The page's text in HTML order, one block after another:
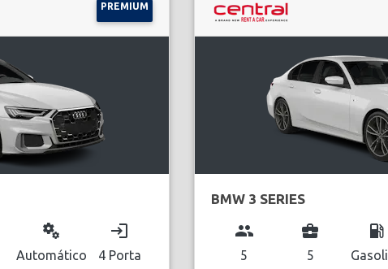
PREMIUM
miscellaneous_services
Automático
login
4 Porta
BMW 3 SERIES
group
5
business_center
5
local_gas_station